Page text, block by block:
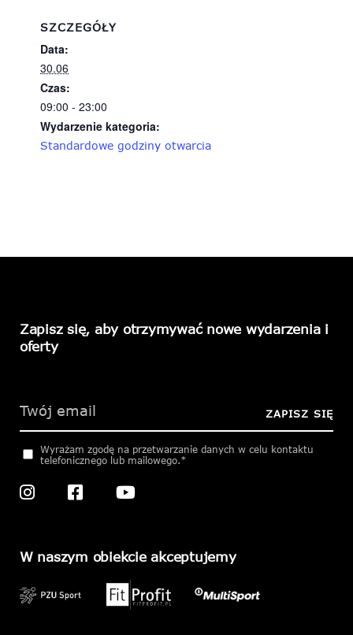
SZCZEGÓŁY
Data:
30.06
Czas:
09:00 - 23:00
Wydarzenie kategoria:
Standardowe godziny otwarcia
Zapisz się, aby otrzymywać nowe wydarzenia i
oferty
this
ZAPISZ SIĘ
Wyrażam zgodę na przetwarzanie danych w celu kontaktu
telefonicznego lub mailowego.*
W naszym obiekcie akceptujemy